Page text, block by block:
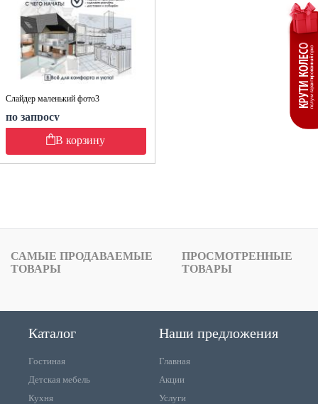
Слайдер маленький фото3
по запросу
В корзину
САМЫЕ ПРОДАВАЕМЫЕ
ТОВАРЫ
ПРОСМОТРЕННЫЕ
ТОВАРЫ
Каталог
Гостиная
Детская мебель
Кухня
Наши предложения
Главная
Акции
Услуги